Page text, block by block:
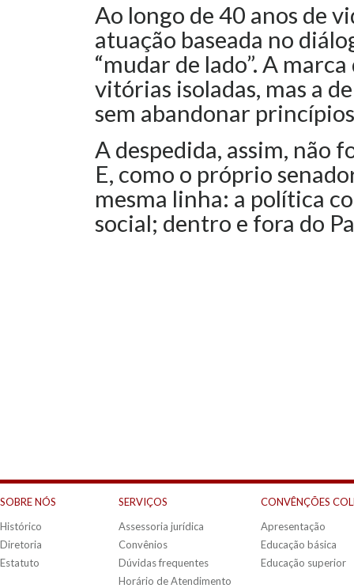
Ao longo de 40 anos de
atuação baseada no
“mudar de lado”. A
vitórias isoladas, mas a
sem abandonar
A despedida, assim, não
E, como o próprio
mesma linha: a política
social; dentro e fora do
SOBRE NÓS
Histórico
Diretoria
Estatuto
SERVIÇOS
Assessoria jurídica
Convênios
Dúvidas frequentes
Horário de Atendimento
CONVÊNÇÕES
Apresentação
Educação básica
Educação superior